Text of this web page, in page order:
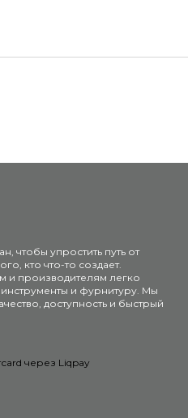
чтобы упростить путь от
кто что-то создает.
и производителям легко
и фурнитуру. Мы
доступность и быстрый